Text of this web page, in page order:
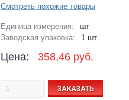
Смотреть похожие товары
Единица измерения:
шт
Заводская упаковка:
1 шт
Цена: 358,46 руб.
ЗАКАЗАТЬ